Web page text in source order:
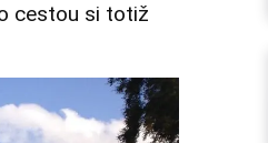
cestou si totiž